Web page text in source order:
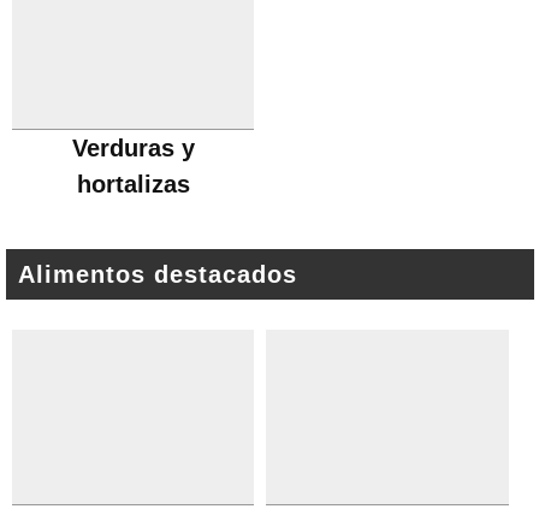
Verduras y
hortalizas
Alimentos destacados